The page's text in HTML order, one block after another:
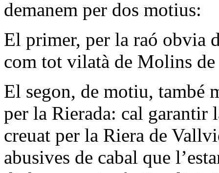
demanem per dos motius:
El primer, per la raó obvia
com tot vilatà de Molins
El segon, de motiu, també
per la Rierada: cal garantir
creuat per la Riera de
abusives de cabal que